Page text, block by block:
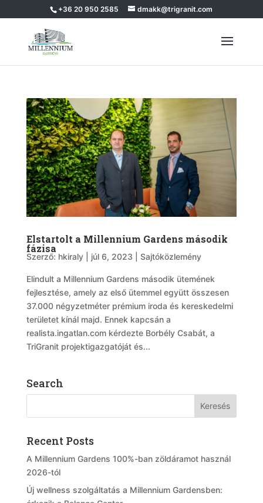
+36 20 950 2585 dmakk@trigranit.com
Elstartolt a Millennium Gardens második
fázisa
Szerző: hkiraly| júl 6, 2023 Sajtóközlemény
Elindult a Millennium Gardens második ütemének
fejlesztése, amely az első ütemmel együtt összesen
37.000 négyzetméter prémium iroda és kereskedelmi
területet kínál majd. Ennek kapcsán a
realista.ingatlan.com kérdezte Borbély Csabát, a
TriGranit projektigazgatóját és...
Search
Recent Posts
A Millennium Gardens 100%-ban zöldáramot használ
2026-tól
Új wellness szolgáltatás a Millennium Gardensben: